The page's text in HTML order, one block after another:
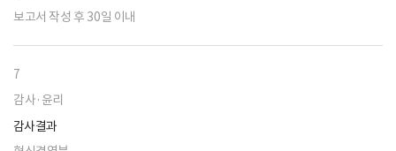
보고서 작성 후 30일 이내
7
감사·윤리
감사결과